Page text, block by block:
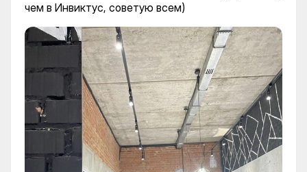
чем в Инвиктус, советую всем)